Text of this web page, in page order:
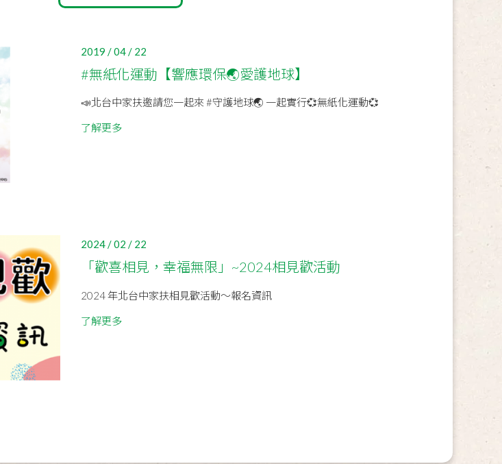
2019 / 04 / 22
#無紙化運動【響應環保🌏愛護地球】
📣北台中家扶邀請您一起來 #守護地球🌏 一起實行💞無紙化運動💞
了解更多
2024 / 02 / 22
「歡喜相見，幸福無限」~2024相見歡活動
2024 年北台中家扶相見歡活動～報名資訊
了解更多